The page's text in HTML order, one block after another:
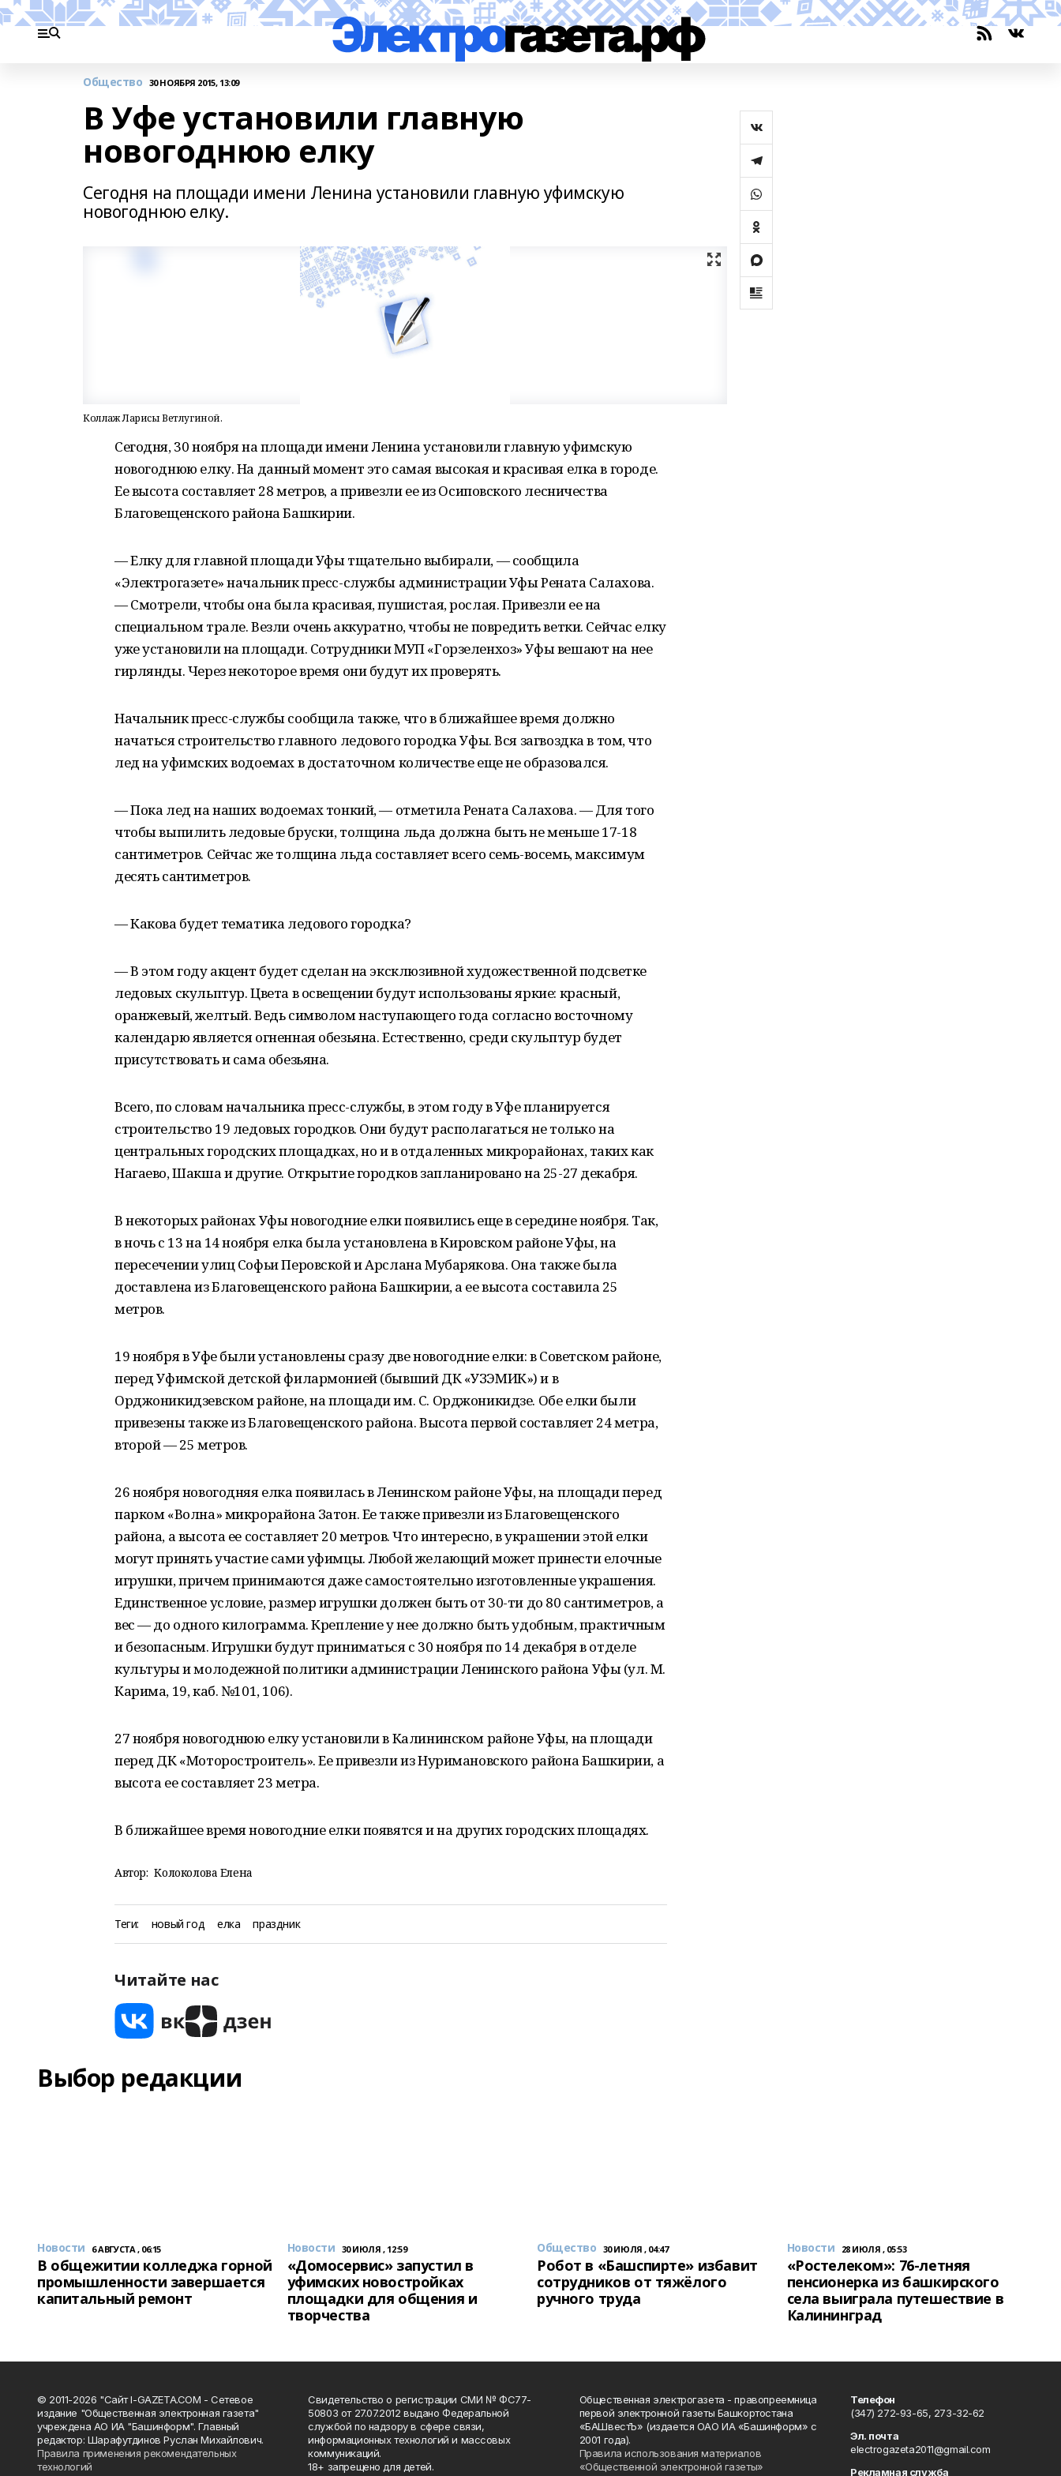
Общество 30 НОЯБРЯ 2015, 13:09
В Уфе установили главную
новогоднюю елку
Сегодня на площади имени Ленина установили главную уфимскую
новогоднюю елку.
Коллаж Ларисы Ветлугиной.
Сегодня, 30 ноября на площади имени Ленина установили главную уфимскую
новогоднюю елку. На данный момент это самая высокая и красивая елка в городе.
Ее высота составляет 28 метров, а привезли ее из Осиповского лесничества
Благовещенского района Башкирии.
— Елку для главной площади Уфы тщательно выбирали, — сообщила
«Электрогазете» начальник пресс-службы администрации Уфы Рената Салахова.
— Смотрели, чтобы она была красивая, пушистая, рослая. Привезли ее на
специальном трале. Везли очень аккуратно, чтобы не повредить ветки. Сейчас елку
уже установили на площади. Сотрудники МУП «Горзеленхоз» Уфы вешают на нее
гирлянды. Через некоторое время они будут их проверять.
Начальник пресс-службы сообщила также, что в ближайшее время должно
начаться строительство главного ледового городка Уфы. Вся загвоздка в том, что
лед на уфимских водоемах в достаточном количестве еще не образовался.
— Пока лед на наших водоемах тонкий, — отметила Рената Салахова. — Для того
чтобы выпилить ледовые бруски, толщина льда должна быть не меньше 17-18
сантиметров. Сейчас же толщина льда составляет всего семь-восемь, максимум
десять сантиметров.
— Какова будет тематика ледового городка?
— В этом году акцент будет сделан на эксклюзивной художественной подсветке
ледовых скульптур. Цвета в освещении будут использованы яркие: красный,
оранжевый, желтый. Ведь символом наступающего года согласно восточному
календарю является огненная обезьяна. Естественно, среди скульптур будет
присутствовать и сама обезьяна.
Всего, по словам начальника пресс-службы, в этом году в Уфе планируется
строительство 19 ледовых городков. Они будут располагаться не только на
центральных городских площадках, но и в отдаленных микрорайонах, таких как
Нагаево, Шакша и другие. Открытие городков запланировано на 25-27 декабря.
В некоторых районах Уфы новогодние елки появились еще в середине ноября. Так,
в ночь с 13 на 14 ноября елка была установлена в Кировском районе Уфы, на
пересечении улиц Софьи Перовской и Арслана Мубарякова. Она также была
доставлена из Благовещенского района Башкирии, а ее высота составила 25
метров.
19 ноября в Уфе были установлены сразу две новогодние елки: в Советском районе,
перед Уфимской детской филармонией (бывший ДК «УЗЭМИК») и в
Орджоникидзевском районе, на площади им. С. Орджоникидзе. Обе елки были
привезены также из Благовещенского района. Высота первой составляет 24 метра,
второй — 25 метров.
26 ноября новогодняя елка появилась в Ленинском районе Уфы, на площади перед
парком «Волна» микрорайона Затон. Ее также привезли из Благовещенского
района, а высота ее составляет 20 метров. Что интересно, в украшении этой елки
могут принять участие сами уфимцы. Любой желающий может принести елочные
игрушки, причем принимаются даже самостоятельно изготовленные украшения.
Единственное условие, размер игрушки должен быть от 30-ти до 80 сантиметров, а
вес — до одного килограмма. Крепление у нее должно быть удобным, практичным
и безопасным. Игрушки будут приниматься с 30 ноября по 14 декабря в отделе
культуры и молодежной политики администрации Ленинского района Уфы (ул. М.
Карима, 19, каб. №101, 106).
27 ноября новогоднюю елку установили в Калининском районе Уфы, на площади
перед ДК «Моторостроитель». Ее привезли из Нуримановского района Башкирии, а
высота ее составляет 23 метра.
В ближайшее время новогодние елки появятся и на других городских площадях.
Автор: Колоколова Елена
Теги: новый год елка праздник
Читайте нас
Выбор редакции
Новости 6 АВГУСТА , 06:15
В общежитии колледжа горной
промышленности завершается
капитальный ремонт
Новости 30 ИЮЛЯ , 12:59
«Домосервис» запустил в
уфимских новостройках
площадки для общения и
творчества
Общество 30 ИЮЛЯ , 04:47
Робот в «Башспирте» избавит
сотрудников от тяжёлого
ручного труда
Новости 28 ИЮЛЯ , 05:53
«Ростелеком»: 76-летняя
пенсионерка из башкирского
села выиграла путешествие в
Калининград
© 2011-2026 "Сайт I-GAZETA.COM - Сетевое
издание "Общественная электронная газета"
учреждена АО ИА "Башинформ". Главный
редактор: Шарафутдинов Руслан Михайлович.
Правила применения рекомендательных
технологий
Свидетельство о регистрации СМИ № ФС77-
50803 от 27.07.2012 выдано Федеральной
службой по надзору в сфере связи,
информационных технологий и массовых
коммуникаций.
18+ запрещено для детей.
Общественная электрогазета - правопреемница
первой электронной газеты Башкортостана
«БАШвестЪ» (издается ОАО ИА «Башинформ» с
2001 года).
Правила использования материалов
«Общественной электронной газеты»
Телефон
(347) 272-93-65, 273-32-62
Эл. почта
electrogazeta2011@gmail.com
Рекламная служба